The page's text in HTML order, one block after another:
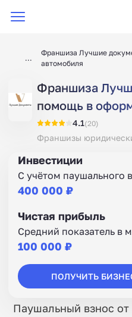
Франшиза Лучшие
автомобиля
Франшиза
помощь в
4.1(20)
Франшизы
Инвестиции
С учётом паушального
400 000 ₽
Чистая прибыль
Средний показатель в
100 000 ₽
ПОЛУЧИТЬ
Паушальный взнос от